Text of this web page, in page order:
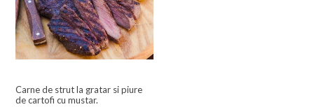
Carne de strut la gratar si piure
de cartofi cu mustar.